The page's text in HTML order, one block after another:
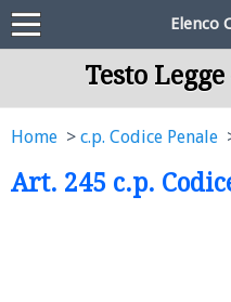
Elenco
Testo
Home c.p. Codice Penale
Art. 245 c.p.